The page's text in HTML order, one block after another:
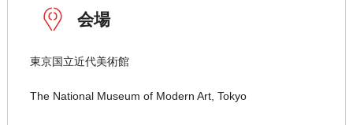
会場
東京国立近代美術館
The National Museum of Modern Art, Tokyo